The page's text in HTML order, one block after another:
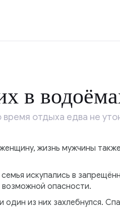
в
отдыха едва не
жизнь мужчины
искупались в
опасности.
из них захлебнулся.